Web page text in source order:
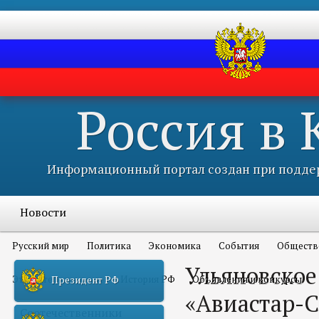
Россия в
Информационный портал создан при
Новости
Русский мир Политика Экономика События
Это интересно всем История РФ Объявления и конкурсы
Соотечественники
Президент РФ
«Авиастар-